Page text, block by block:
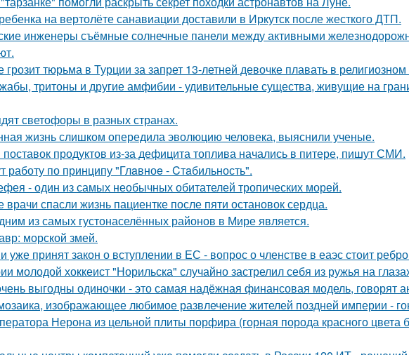
на вертолёте санавиации доставили в Иркутск после жесткого ДТП.
инженеры съёмные солнечные панели между активными
грозит тюрьма в Турции за запрет 13-летней девочке плавать в религиозном
тритоны и другие амфибии - удивительные существа, живущие на
светофоры в разных странах.
жизнь слишком опередила эволюцию человека, выяснили ученые.
продуктов из-за дефицита топлива начались в питере, пишут СМИ.
работу по принципу "Глaвноe - Cтaбильность".
- один из самых необычных обитателей тропических морей.
врачи спасли жизнь пациентке после пяти остановок сердца.
из самых густонаселённых районов в Мире является.
морской змей.
уже принят закон о вступлении в ЕС - вопрос о членстве в еаэс стоит
молодой хоккеист "Норильска" случайно застрелил себя из ружья на
выгодны одиночки - это самая надёжная финансовая модель, говорят
изображающее любимое развлечение жителей поздней империи -
Нерона из цельной плиты порфира (горная порода красного цвета